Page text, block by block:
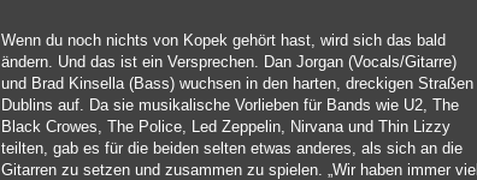
Wenn du noch nichts von Kopek gehört hast, wird sich das bald
ändern. Und das ist ein Versprechen. Dan Jorgan (Vocals/Gitarre)
und Brad Kinsella (Bass) wuchsen in den harten, dreckigen Straßen
Dublins auf. Da sie musikalische Vorlieben für Bands wie U2, The
Black Crowes, The Police, Led Zeppelin, Nirvana und Thin Lizzy
teilten, gab es für die beiden selten etwas anderes, als sich an die
Gitarren zu setzen und zusammen zu spielen. „Wir haben immer viel